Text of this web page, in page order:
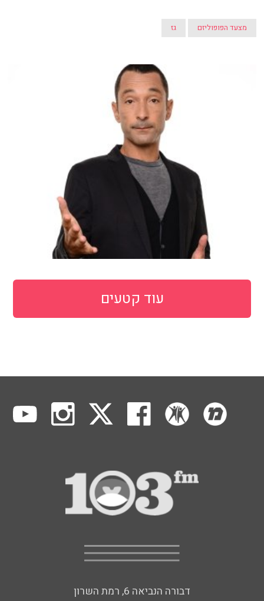
מצעד הפופוליזם גז
עוד קטעים
דבורה הנביאה 6, רמת השרון